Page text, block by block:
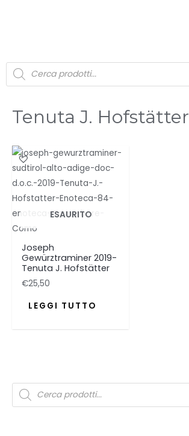
Tenuta J. Hofstätter
ESAURITO
Joseph
Gewürztraminer 2019-
Tenuta J. Hofstätter
€25,50
LEGGI TUTTO